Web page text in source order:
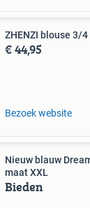
ZHENZI blouse 3/
€ 44,95
Bezoek website
Nieuw blauw
maat XXL
Bieden